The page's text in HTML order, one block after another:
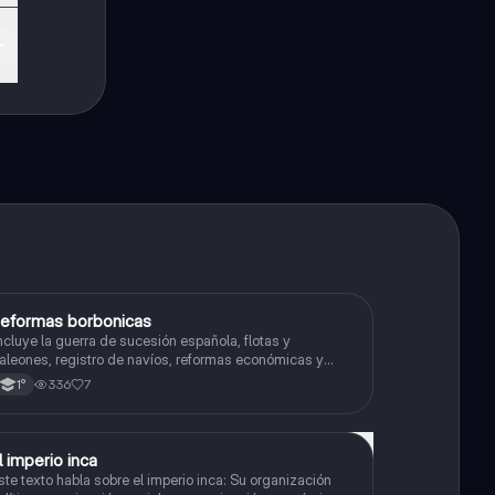
Historia borbonicas
la guerra de sucesión española, flotas y
registro de navíos, reformas económicas y
virreinatos
1° 336 7
Historia
imperio inca
texto habla sobre el imperio inca: Su organización